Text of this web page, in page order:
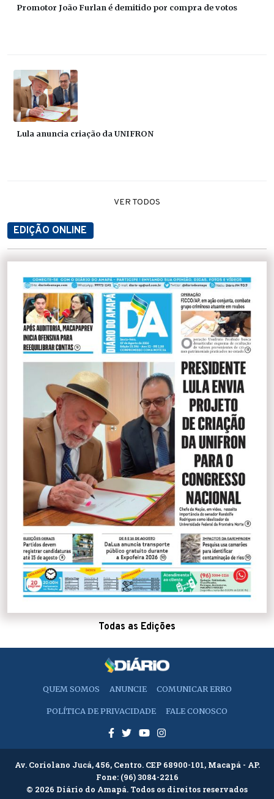
Promotor João Furlan é demitido por compra de votos
Lula anuncia criação da UNIFRON
VER TODOS
EDIÇÃO ONLINE
Todas as Edições
QUEM SOMOS ANUNCIE COMUNICAR ERRO
POLÍTICA DE PRIVACIDADE FALE CONOSCO
Av. Coriolano Jucá, 456, Centro. CEP 68900-101, Macapá - AP.
Fone: (96) 3084-2216
© 2026 Diário do Amapá. Todos os direitos reservados